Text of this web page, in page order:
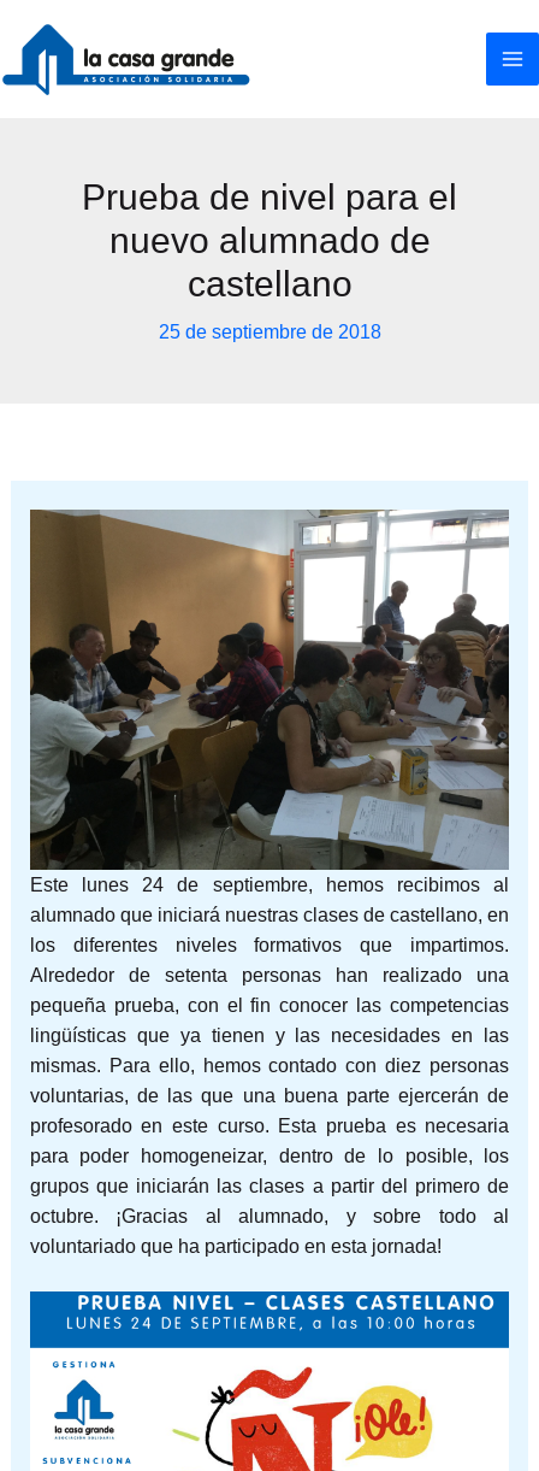
contenido
Prueba de nivel para el
nuevo alumnado de
castellano
25 de septiembre de 2018
Este lunes 24 de septiembre, hemos recibimos al
alumnado que iniciará nuestras clases de castellano, en
los diferentes niveles formativos que impartimos.
Alrededor de setenta personas han realizado una
pequeña prueba, con el fin conocer las competencias
lingüísticas que ya tienen y las necesidades en las
mismas. Para ello, hemos contado con diez personas
voluntarias, de las que una buena parte ejercerán de
profesorado en este curso. Esta prueba es necesaria
para poder homogeneizar, dentro de lo posible, los
grupos que iniciarán las clases a partir del primero de
octubre. ¡Gracias al alumnado, y sobre todo al
voluntariado que ha participado en esta jornada!